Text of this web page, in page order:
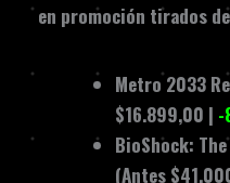
en promoción tirados
Metro 2033
$16.899,00 | -
BioShock:
(Antes